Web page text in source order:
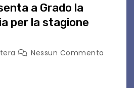
a Grado la
per la stagione
Nessun Commento